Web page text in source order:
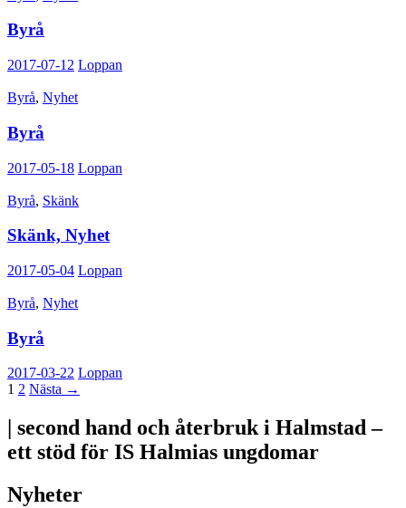
Byrå
2017-07-12 Loppan
Byrå, Nyhet
Byrå
2017-05-18 Loppan
Byrå, Skänk
Skänk, Nyhet
2017-05-04 Loppan
Byrå, Nyhet
Byrå
2017-03-22 Loppan
Inläggsnavigering
1 2 Nästa →
| second hand och återbruk i Halmstad –
ett stöd för IS Halmias ungdomar
Nyheter